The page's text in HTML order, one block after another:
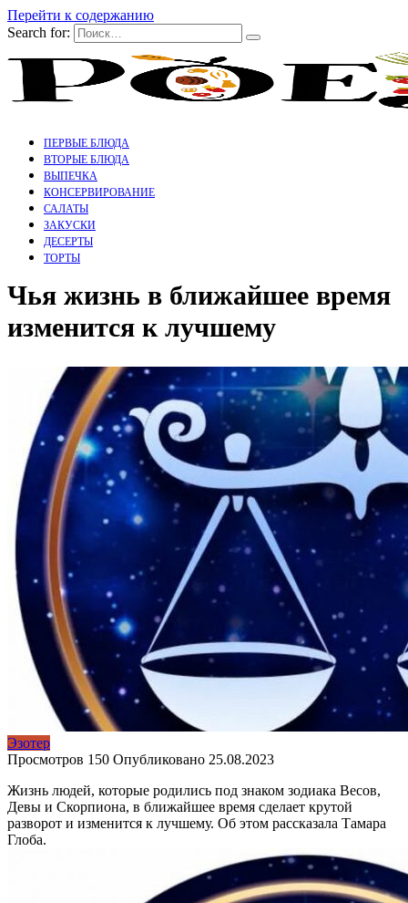
Перейти к содержанию
Search for:
ПЕРВЫЕ БЛЮДА
ВТОРЫЕ БЛЮДА
ВЫПЕЧКА
КОНСЕРВИРОВАНИЕ
САЛАТЫ
ЗАКУСКИ
ДЕСЕРТЫ
ТОРТЫ
Чья жизнь в ближайшее время
изменится к лучшему
Эзотер
Просмотров 150 Опубликовано 25.08.2023
Жизнь людей, которые родились под знаком зодиака Весов,
Девы и Скорпиона, в ближайшее время сделает крутой
разворот и изменится к лучшему. Об этом рассказала Тамара
Глоба.